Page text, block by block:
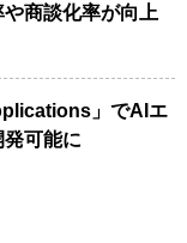
商談化率が向上
」でAIエ
可能に